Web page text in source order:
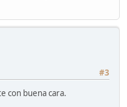
#3
con buena cara.